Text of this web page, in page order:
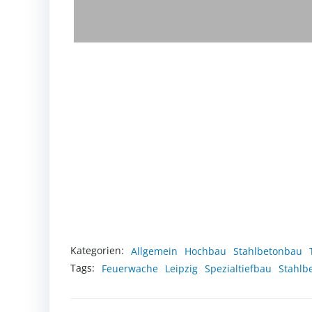
Kategorien: Allgemein Hochbau Stahlbetonbau
Tags:
Feuerwache Leipzig Spezialtiefbau